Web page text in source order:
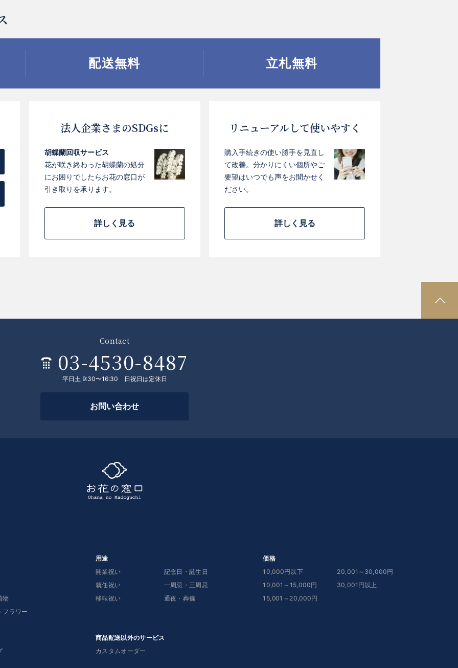
配送無料 立札無料
法人企業さまのSDGsに
胡蝶蘭回収サービス
花が咲き終わった胡蝶蘭の処分
にお困りでしたらお花の窓口が
引き取りを承ります。
詳しく見る
リニューアルして使いやすく
購入手続きの使い勝手を見直し
て改善。分かりにくい個所やご
要望はいつでも声をお聞かせく
ださい。
詳しく見る
P
A
Contact
03-4530-8487
平日土 9:30〜16:30 日祝日は定休日
お問い合わせ
物
フラワー
用途
開業祝い
就任祝い
移転祝い
記念日・誕生日
一周忌・三周忌
通夜・葬儀
価格
10,000円以下
10,001～15,000円
15,001～20,000円
20,001～30,000円
30,001円以上
商品配送以外のサービス
カスタムオーダー